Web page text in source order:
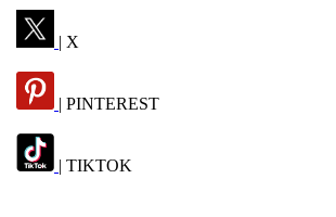
| X
| PINTEREST
| TIKTOK